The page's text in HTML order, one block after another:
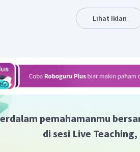
=
=
5
125
25
Lihat Iklan
pemahamanmu
di sesi Live Teaching,